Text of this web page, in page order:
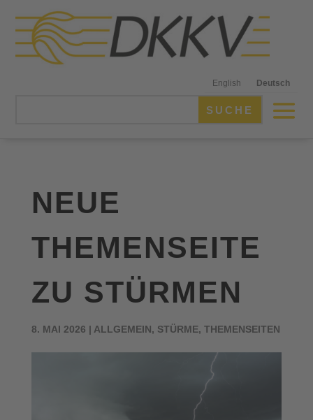
English Deutsch
NEUE
THEMENSEITE
ZU STÜRMEN
8. MAI 2026 | ALLGEMEIN, STÜRME, THEMENSEITEN